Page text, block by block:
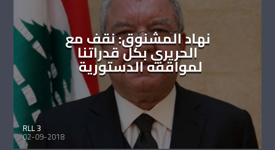
نهاد المشنوق: نقف مع
الحريري بكل قدراتنا
لمواقفه الدستورية
RLL 3
02-09-2018